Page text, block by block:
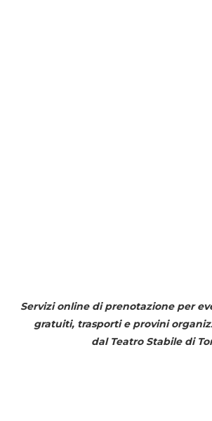
Servizi online di prenotazione per
gratuiti, trasporti e provini
dal Teatro Stabile di